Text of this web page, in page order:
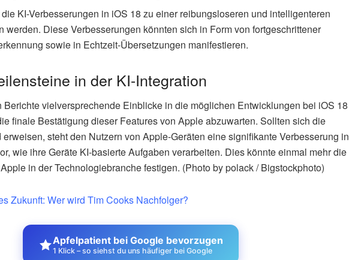
KI-Verbesserungen in iOS 18 zu einer reibungsloseren und intelligenteren
werden. Diese Verbesserungen könnten sich in Form von fortgeschrittener
sowie in Echtzeit-Übersetzungen manifestieren.
in der KI-Integration
vielversprechende Einblicke in die möglichen Entwicklungen bei iOS 18
finale Bestätigung dieser Features von Apple abzuwarten. Sollten sich die
steht den Nutzern von Apple-Geräten eine signifikante Verbesserung in
wie ihre Geräte KI-basierte Aufgaben verarbeiten. Dies könnte einmal mehr die
in der Technologiebranche festigen. (Photo by polack / Bigstockphoto)
Zukunft: Wer wird Tim Cooks Nachfolger?
Apfelpatient bei Google bevorzugen
1 Klick – so siehst du uns häufiger bei Google